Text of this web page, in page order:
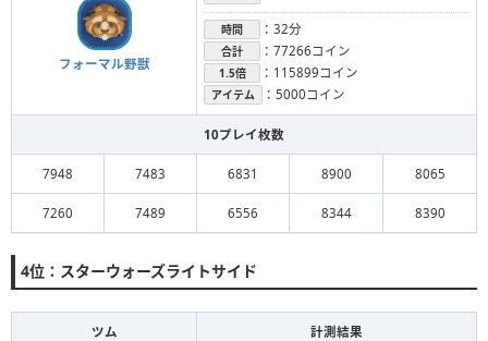
フォーマル野獣
時間 ：32分
合計 ：77266コイン
1.5倍 ：115899コイン
アイテム ：5000コイン
10プレイ枚数
7948 7483 6831 8900 8065
7260 7489 6556 8344 8390
4位：スターウォーズライトサイド
ツム 計測結果